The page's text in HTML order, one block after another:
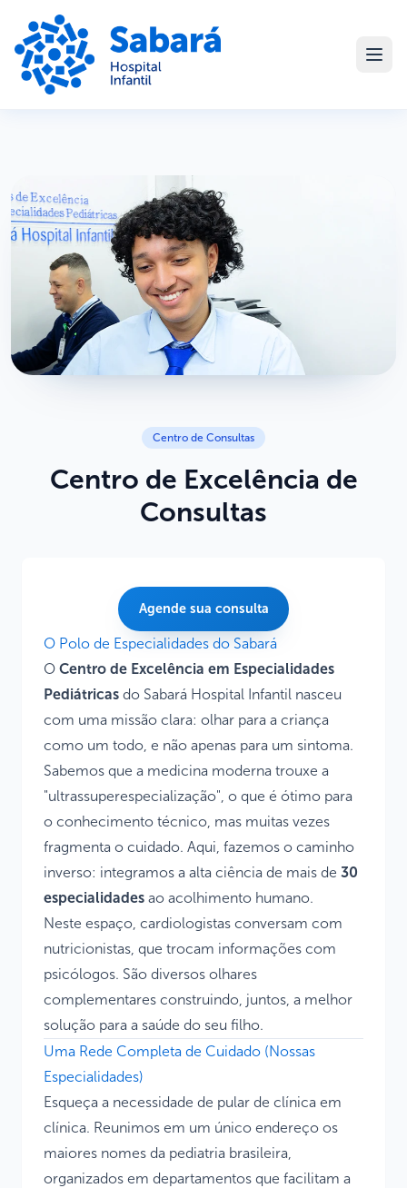
Centro de Consultas
Centro de Excelência de
Consultas
Agende sua consulta
O Polo de Especialidades do Sabará
O Centro de Excelência em Especialidades
Pediátricas do Sabará Hospital Infantil nasceu
com uma missão clara: olhar para a criança
como um todo, e não apenas para um sintoma.
Sabemos que a medicina moderna trouxe a
"ultrassuperespecialização", o que é ótimo para
o conhecimento técnico, mas muitas vezes
fragmenta o cuidado. Aqui, fazemos o caminho
inverso: integramos a alta ciência de mais de 30
especialidades ao acolhimento humano.
Neste espaço, cardiologistas conversam com
nutricionistas, que trocam informações com
psicólogos. São diversos olhares
complementares construindo, juntos, a melhor
solução para a saúde do seu filho.
Uma Rede Completa de Cuidado (Nossas
Especialidades)
Esqueça a necessidade de pular de clínica em
clínica. Reunimos em um único endereço os
maiores nomes da pediatria brasileira,
organizados em departamentos que facilitam a